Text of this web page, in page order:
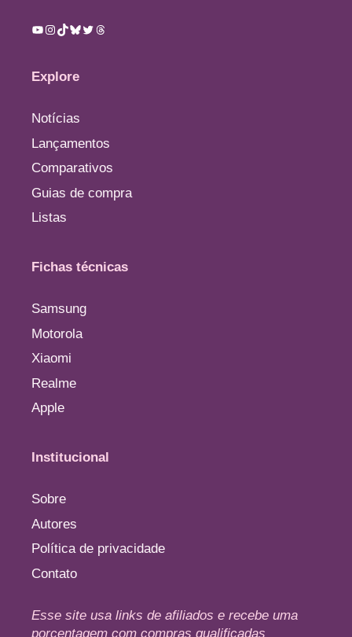
Youtube
Instagram
TikTok
Bluesky
TwitterThreads
Explore
Notícias
Lançamentos
Comparativos
Guias de compra
Listas
Fichas técnicas
Samsung
Motorola
Xiaomi
Realme
Apple
Institucional
Sobre
Autores
Política de privacidade
Contato
Esse site usa links de afiliados e recebe uma
porcentagem com compras qualificadas